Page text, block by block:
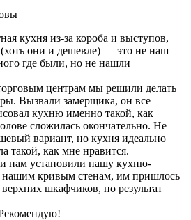
кухня из-за короба и выступов,
они и дешевле) — это не наш
где были, но не нашли
центрам мы решили делать
Вызвали замерщика, он все
кухню именно такой, как
сложилась окончательно. Не
вариант, но кухня идеально
такой, как мне нравится.
нам установили нашу кухню-
нашим кривым стенам, им пришлось
шкафчиков, но результат